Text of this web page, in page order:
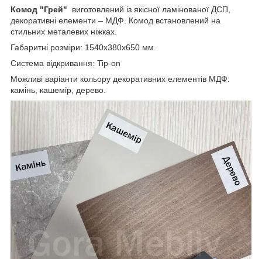
Комод "Грей" виготовлений із якісної ламінованої ДСП,
декоративні елементи – МДФ. Комод встановлений на
стильних металевих ніжках.
Габаритні розміри: 1540х380х650 мм.
Система відкривання: Tip-on
Можливі варіанти кольору декоративних елементів МДФ:
камінь, кашемір, дерево.